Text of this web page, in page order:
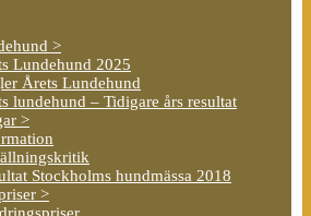
>
Lundehund 2025
Årets Lundehund
lundehund – Tidigare års resultat
>
Stockholms hundmässa 2018
>